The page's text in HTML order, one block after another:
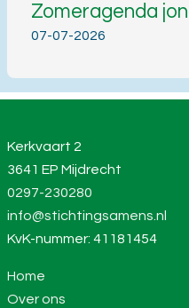
Zomeragenda
07-07-2026
Kerkvaart 2
3641 EP Mijdrecht
0297-230280
info@stichtingsamens.nl
KvK-nummer: 41181454
Home
Over ons